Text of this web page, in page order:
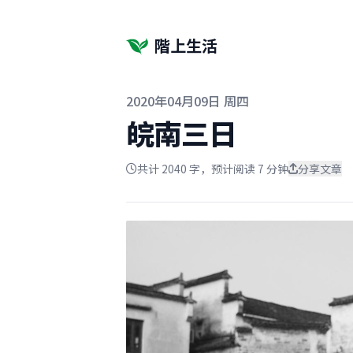
階上生活
发布于
2020年04月09日 周四
皖南三日
共计 2040 字，预计阅读 7 分钟 分享文章